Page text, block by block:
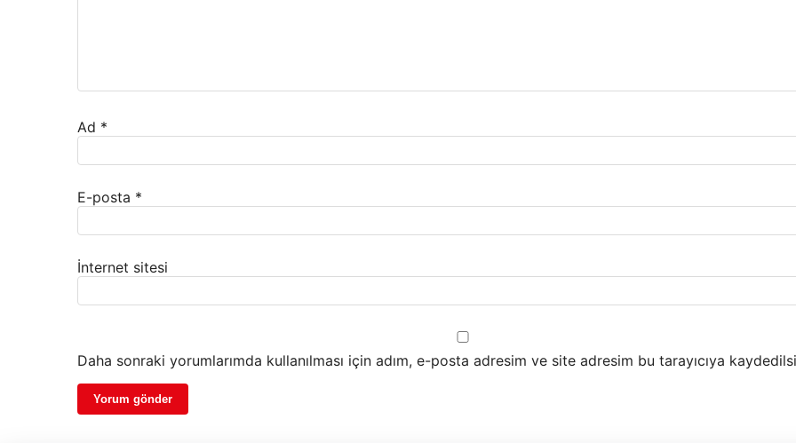
Ad *
E-posta *
İnternet sitesi
Daha sonraki yorumlarımda kullanılması için adım, e-posta adresim ve site adresim bu tarayıcıya